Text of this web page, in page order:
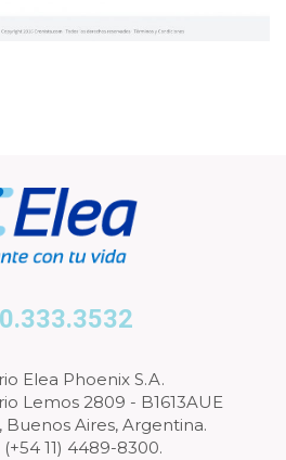
Elea Phoenix S.A.
Lemos 2809 - B1613AUE
Buenos Aires, Argentina.
11) 4489-8300.